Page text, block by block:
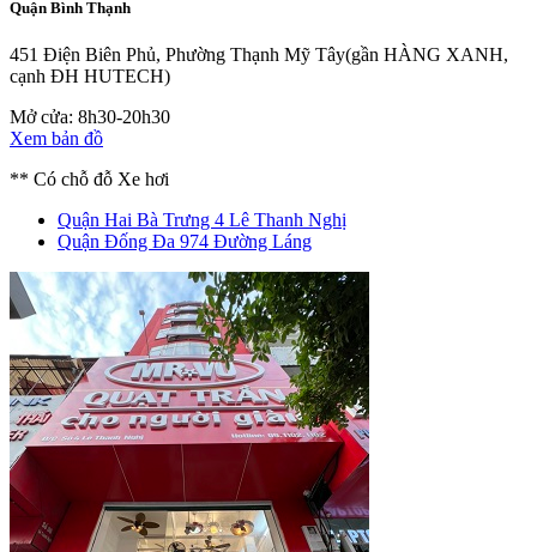
Quận Bình Thạnh
451 Điện Biên Phủ, Phường Thạnh Mỹ Tây(gần HÀNG XANH,
cạnh ĐH HUTECH)
Mở cửa: 8h30-20h30
Xem bản đồ
** Có chỗ đỗ Xe hơi
Quận Hai Bà Trưng 4 Lê Thanh Nghị
Quận Đống Đa 974 Đường Láng